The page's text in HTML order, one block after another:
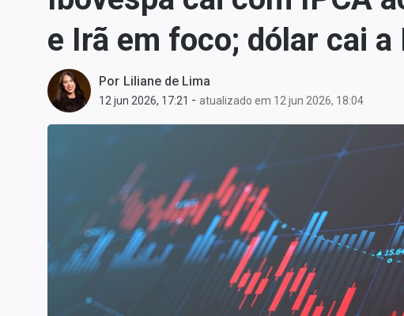
Central dos IPOs
Renda Fixa
Finanças Pessoais
Mercados
Colunas
Especiais
e Irã em foco; dólar cai a
Por Liliane de Lima
12 jun 2026, 17:21 - atualizado em 12 jun 2026, 18:04